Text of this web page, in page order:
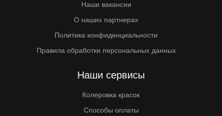
Наши вакансии
О наших партнерах
Политика конфиденциальности
Правила обработки персональных данных
Наши сервисы
Колеровка красок
Способы оплаты